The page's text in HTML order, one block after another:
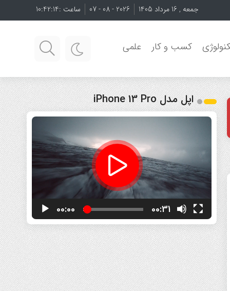
جمعه , 16 مرداد 1405 2026 - 08 - 07 ساعت :10:42:16
کسب و کار علمی
اپل مدل iPhone 13 Pro
نمایشگر
00:00 00:31